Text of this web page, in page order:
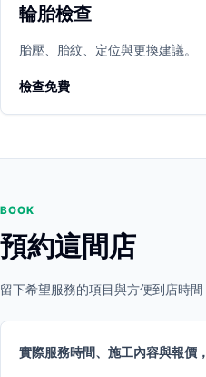
輪胎檢查
胎壓、胎紋、定位與更換建議。
檢查免費
BOOK
預約這間店
留下希望服務的項目與方便到店時間
實際服務時間、施工內容與報價